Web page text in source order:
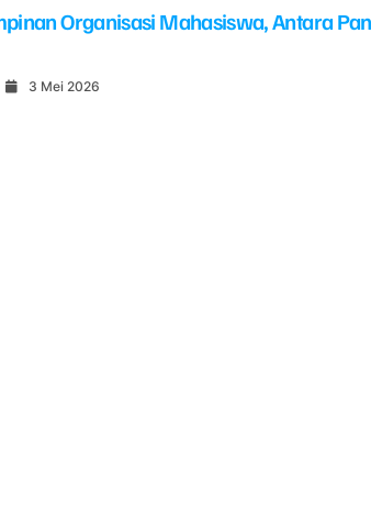
Organisasi Mahasiswa, Antara
3 Mei 2026